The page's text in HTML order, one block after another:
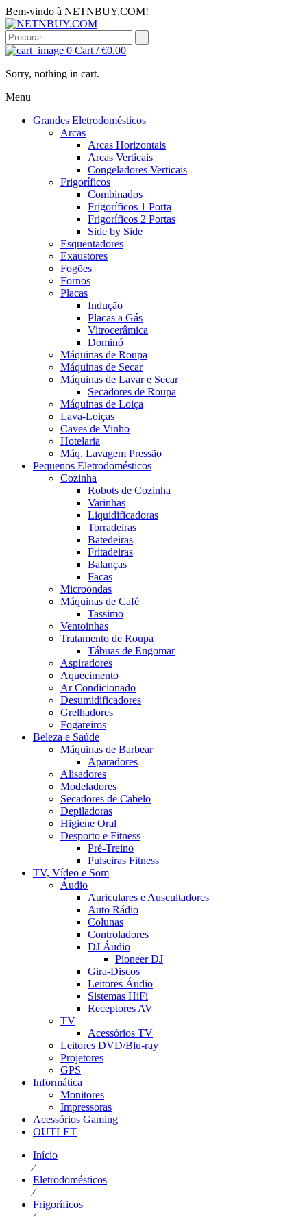
Bem-vindo à NETNBUY.COM!
0 Cart /€0.00
Sorry, nothing in cart.
Menu
Grandes Eletrodomésticos
Arcas
Arcas Horizontais
Arcas Verticais
Congeladores Verticais
Frigoríficos
Combinados
Frigoríficos 1 Porta
Frigoríficos 2 Portas
Side by Side
Esquentadores
Exaustores
Fogões
Fornos
Placas
Indução
Placas a Gás
Vitrocerâmica
Dominó
Máquinas de Roupa
Máquinas de Secar
Máquinas de Lavar e Secar
Secadores de Roupa
Máquinas de Loiça
Lava-Loiças
Caves de Vinho
Hotelaria
Máq. Lavagem Pressão
Pequenos Eletrodomésticos
Cozinha
Robots de Cozinha
Varinhas
Liquidificadoras
Torradeiras
Batedeiras
Fritadeiras
Balanças
Facas
Microondas
Máquinas de Café
Tassimo
Ventoinhas
Tratamento de Roupa
Tábuas de Engomar
Aspiradores
Aquecimento
Ar Condicionado
Desumidificadores
Grelhadores
Fogareiros
Beleza e Saúde
Máquinas de Barbear
Aparadores
Alisadores
Modeladores
Secadores de Cabelo
Depiladoras
Higiene Oral
Desporto e Fitness
Pré-Treino
Pulseiras Fitness
TV, Vídeo e Som
Áudio
Auriculares e Auscultadores
Auto Rádio
Colunas
Controladores
DJ Áudio
Pioneer DJ
Gira-Discos
Leitores Áudio
Sistemas HiFi
Receptores AV
TV
Acessórios TV
Leitores DVD/Blu-ray
Projetores
GPS
Informática
Monitores
Impressoras
Acessórios Gaming
OUTLET
Início
⁄
Eletrodomésticos
⁄
Frigoríficos